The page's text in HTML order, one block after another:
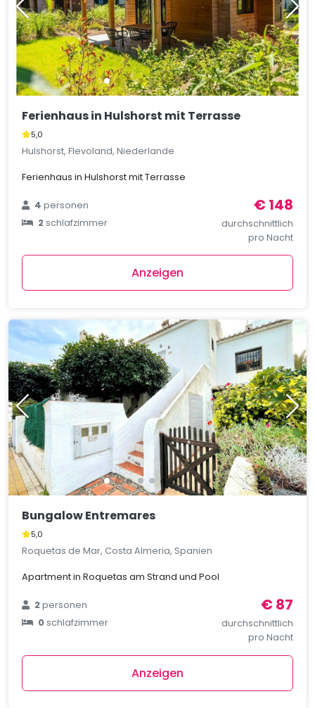
Ferienhaus in Hulshorst mit Terrasse
5,0
Hulshorst, Flevoland, Niederlande
Ferienhaus in Hulshorst mit Terrasse
4personen
2schlafzimmer
€ 148
durchschnittlich
pro Nacht
Anzeigen
Bungalow Entremares
5,0
Roquetas de Mar, Costa Almeria, Spanien
Apartment in Roquetas am Strand und Pool
2personen
0schlafzimmer
€ 87
durchschnittlich
pro Nacht
Anzeigen